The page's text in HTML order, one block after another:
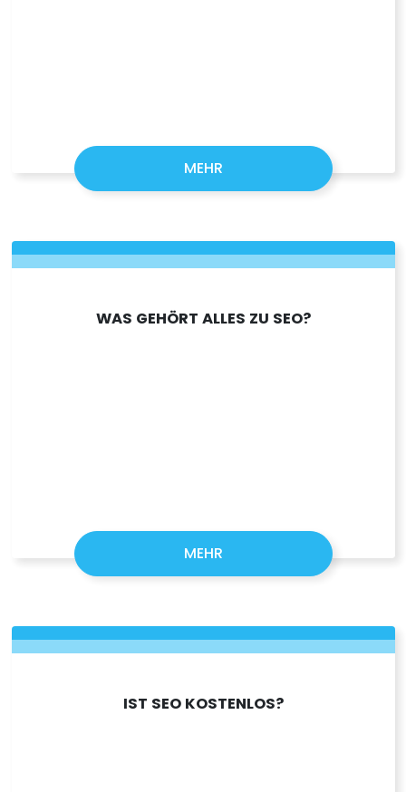
MEHR
WAS GEHÖRT ALLES ZU SEO?
MEHR
IST SEO KOSTENLOS?